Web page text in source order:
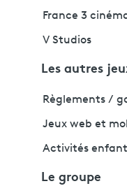
France 3
V Studios
Les autres
Règlements /
Jeux web et
Activités
Le groupe